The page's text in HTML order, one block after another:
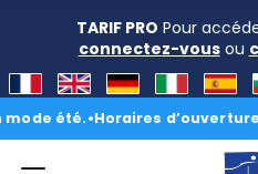
TARIF PRO Pour
connectez-vousou
été.•Horaires d’ouverture :